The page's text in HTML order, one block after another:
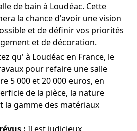
de bain à Loudéac. Cette
la chance d'avoir une vision
et de définir vos priorités
et de décoration.
qu' à Loudéac en France, le
pour refaire une salle
5 000 et 20 000 euros, en
de la pièce, la nature
la gamme des matériaux